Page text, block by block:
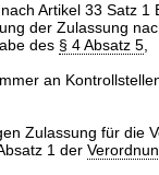
Artikel 33 Satz
der Zulassung
des § 4 Absatz 5
an
Zulassung für die
1 der